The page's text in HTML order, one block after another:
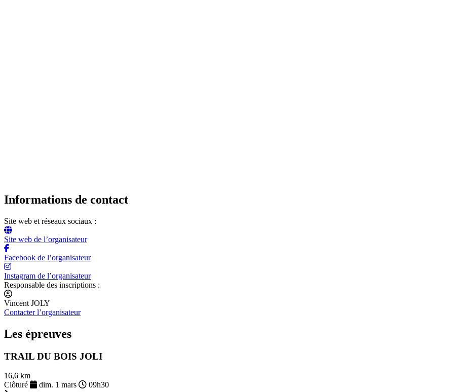
Informations de contact
Site web et réseaux sociaux :
Site web de l’organisateur
Facebook de l’organisateur
Instagram de l’organisateur
Responsable des inscriptions :
Vincent JOLY
Contacter l’organisateur
Les épreuves
TRAIL DU BOIS JOLI
16,6 km
Clôturé
dim. 1 mars 09h30